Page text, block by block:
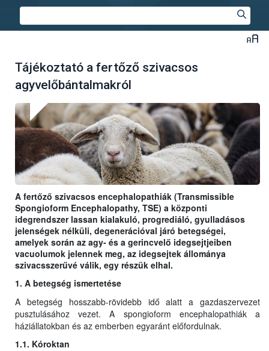
Tájékoztató a fertőző szivacsos
agyvelőbántalmakról
A fertőző szivacsos encephalopathiák (Transmissible
Spongioform Encephalopathy, TSE) a központi
idegrendszer lassan kialakuló, progrediáló, gyulladásos
jelenségek nélküli, degenerációval járó betegségei,
amelyek során az agy- és a gerincvelő idegsejtjeiben
vacuolumok jelennek meg, az idegsejtek állománya
szivacsszerűvé válik, egy részük elhal.
1. A betegség ismertetése
A betegség hosszabb-rövidebb idő alatt a gazdaszervezet
pusztulásához vezet. A spongioform encephalopathiák a
háziállatokban és az emberben egyaránt előfordulnak.
1.1. Kóroktan